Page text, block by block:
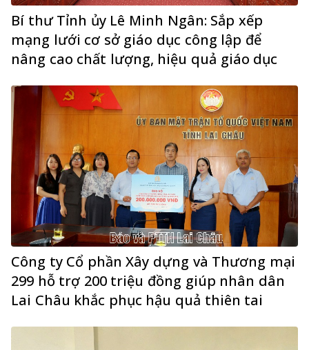
Bí thư Tỉnh ủy Lê Minh Ngân: Sắp xếp
mạng lưới cơ sở giáo dục công lập để
nâng cao chất lượng, hiệu quả giáo dục
Công ty Cổ phần Xây dựng và Thương mại
299 hỗ trợ 200 triệu đồng giúp nhân dân
Lai Châu khắc phục hậu quả thiên tai